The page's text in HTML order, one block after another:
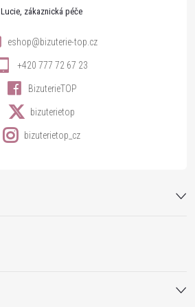
Lucie
eshop@bizuterie-top.cz
+420 777 72 67 23
BizuterieTOP
bizuterietop
bizuterietop_cz